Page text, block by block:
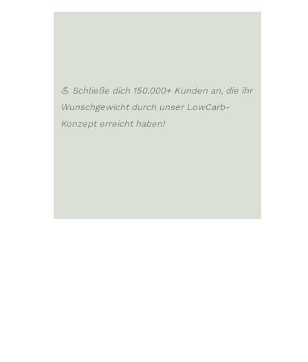
💪 Schließe dich 150.000+ Kunden an, die ihr
Wunschgewicht durch unser LowCarb-
Konzept erreicht haben!